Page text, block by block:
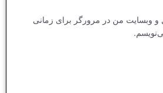
و وبسایت من در مرورگر برای زمانی